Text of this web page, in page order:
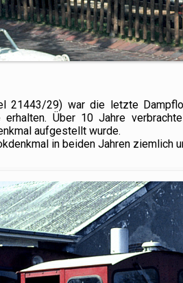
21443/29) war die letzte
erhalten. Über 10 Jahre
aufgestellt wurde.
in beiden Jahren ziemlich